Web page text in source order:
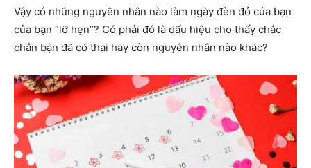
Vậy có những nguyên nhân nào làm ngày đèn đỏ của bạn
của bạn “lỡ hẹn”? Có phải đó là dấu hiệu cho thấy chắc
chắn bạn đã có thai hay còn nguyên nhân nào khác?